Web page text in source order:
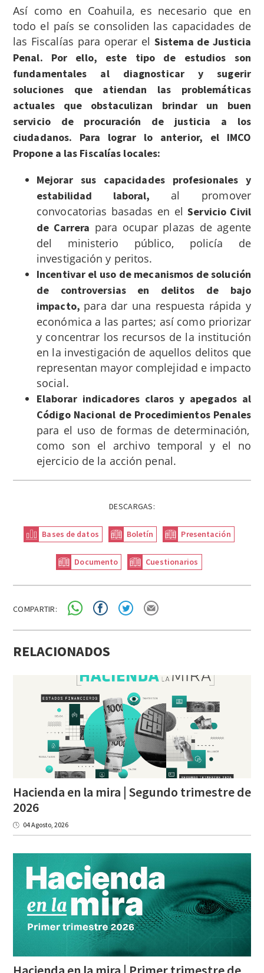
Así como en Coahuila, es necesario que en
todo el país se consoliden las capacidades de
las Fiscalías para operar el Sistema de Justicia
Penal. Por ello, este tipo de estudios son
fundamentales al diagnosticar y sugerir
soluciones que atiendan las problemáticas
actuales que obstaculizan brindar un buen
servicio de procuración de justicia a los
ciudadanos. Para lograr lo anterior, el IMCO
Propone a las Fiscalías locales:
Mejorar sus capacidades profesionales y
estabilidad laboral, al promover
convocatorias basadas en elServicio Civil
de Carrera para ocupar plazas de agente
del ministerio público, policía de
investigación y peritos.
Incentivar el uso de mecanismos de solución
de controversias en delitos de bajo
impacto, para dar una respuesta rápida y
económica a las partes; así como priorizar
y concentrar los recursos de la institución
en la investigación de aquellos delitos que
representan mayor complejidad e impacto
social.
Elaborar indicadores claros y apegados al
Código Nacional de Procedimientos Penales
para el uso de formas de determinación,
como son el archivo temporal y el no
ejercicio de la acción penal.
DESCARGAS:
Bases de datos Boletín Presentación
Documento Cuestionarios
COMPARTIR:
RELACIONADOS
Hacienda en la mira | Segundo trimestre de
2026
04 Agosto, 2026